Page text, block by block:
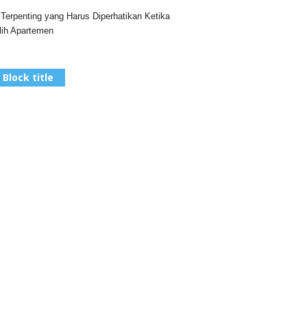
yang Harus Diperhatikan Ketika
Apartemen
Block title